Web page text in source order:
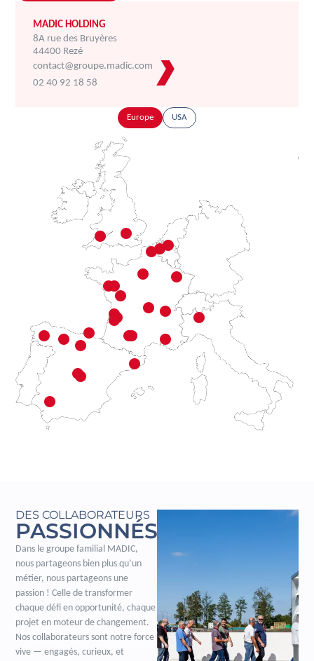
Europe USA
MADIC HOLDING
8A rue des Bruyères
44400 Rezé
contact@groupe.madic.com
02 40 92 18 58
DES COLLABORATEURS
PASSIONNÉS
Dans le groupe familial MADIC,
nous partageons bien plus qu’un
métier, nous partageons une
passion ! Celle de transformer
chaque défi en opportunité, chaque
projet en moteur de changement.
Nos collaborateurs sont notre force
vive — engagés, curieux, et